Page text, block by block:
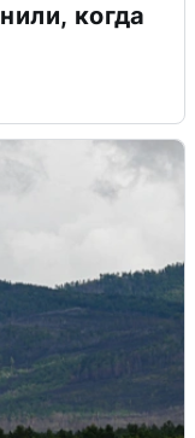
когда